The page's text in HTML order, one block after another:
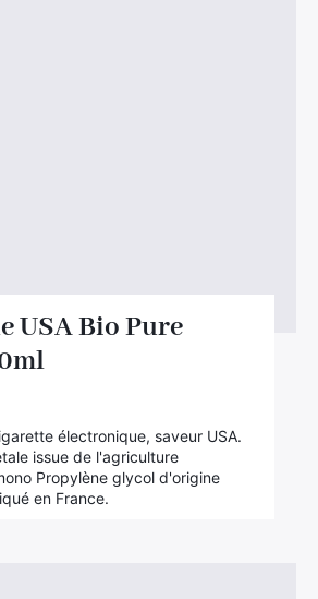
USA Bio Pure
électronique, saveur USA.
issue de l'agriculture
Propylène glycol d'origine
en France.